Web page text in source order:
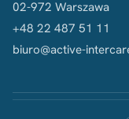
02-972 Warszawa
+48 22 487 51 11
biuro@active-